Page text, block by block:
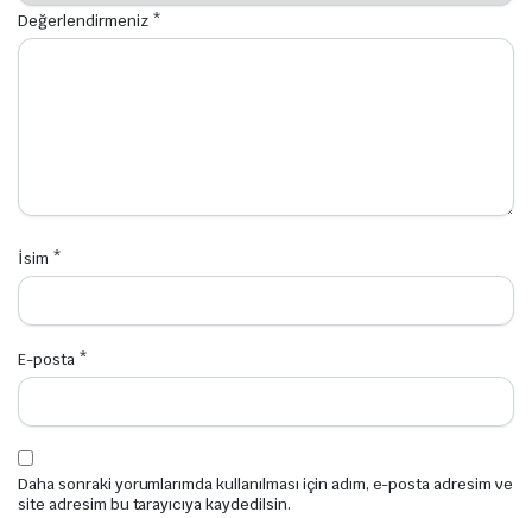
Değerlendirmeniz *
İsim *
E-posta *
Daha sonraki yorumlarımda kullanılması için adım, e-posta adresim ve
site adresim bu tarayıcıya kaydedilsin.